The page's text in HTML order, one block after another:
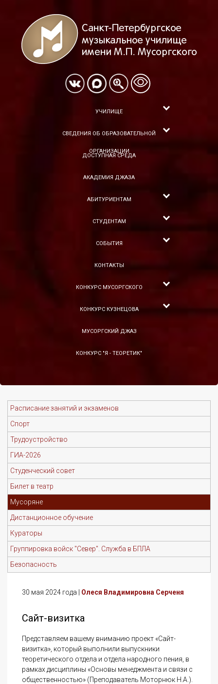
УЧИЛИЩЕ
СВЕДЕНИЯ ОБ ОБРАЗОВАТЕЛЬНОЙ
ОРГАНИЗАЦИИ
ДОСТУПНАЯ СРЕДА
АКАДЕМИЯ ДЖАЗА
АБИТУРИЕНТАМ
СТУДЕНТАМ
СОБЫТИЯ
КОНТАКТЫ
КОНКУРС МУСОРГСКОГО
КОНКУРС КУЗНЕЦОВА
МУСОРГСКИЙ ДЖАЗ
КОНКУРС "Я - ТЕОРЕТИК"
Расписание занятий и экзаменов
Спорт
Трудоустройство
ГИА-2026
Студенческий совет
Билет в театр
Мусоряне
Дистанционное обучение
Кураторы
Группировка войск "Север". Служба в БПЛА
Безопасность
30 мая 2024 года | Олеся Владимировна Серченя
Сайт-визитка
Представляем вашему вниманию проект «Сайт-
визитка», который выполнили выпускники
теоретического отдела и отдела народного пения, в
рамках дисциплины «Основы менеджмента и связи с
общественностью» (Преподаватель Моторнюк Н.А.).